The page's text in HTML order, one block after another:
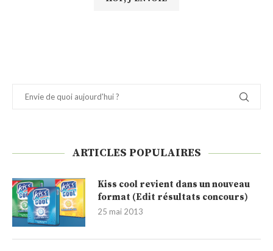
ARTICLES POPULAIRES
Kiss cool revient dans un nouveau
format (Edit résultats concours)
25 mai 2013